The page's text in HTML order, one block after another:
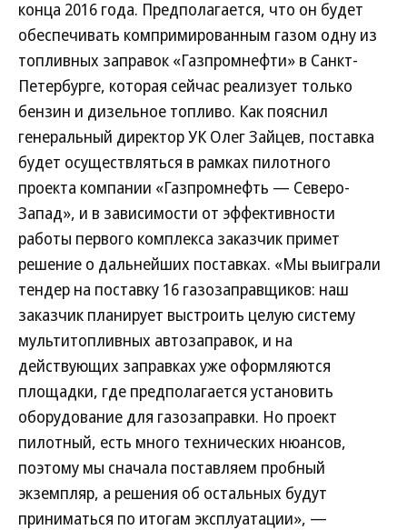
конца 2016 года. Предполагается, что он будет
обеспечивать компримированным газом одну из
топливных заправок «Газпромнефти» в Санкт-
Петербурге, которая сейчас реализует только
бензин и дизельное топливо. Как пояснил
генеральный директор УК Олег Зайцев, поставка
будет осуществляться в рамках пилотного
проекта компании «Газпромнефть — Северо-
Запад», и в зависимости от эффективности
работы первого комплекса заказчик примет
решение о дальнейших поставках. «Мы выиграли
тендер на поставку 16 газозаправщиков: наш
заказчик планирует выстроить целую систему
мультитопливных автозаправок, и на
действующих заправках уже оформляются
площадки, где предполагается установить
оборудование для газозаправки. Но проект
пилотный, есть много технических нюансов,
поэтому мы сначала поставляем пробный
экземпляр, а решения об остальных будут
приниматься по итогам эксплуатации», —